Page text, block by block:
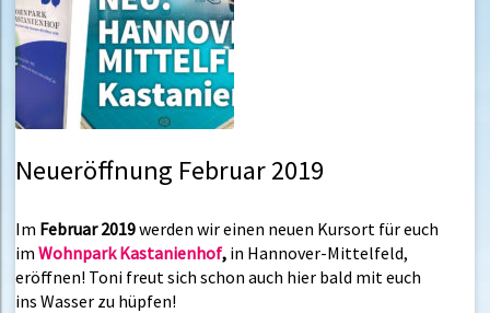
Neueröffnung Februar 2019
Im Februar 2019werden wir einen neuen Kursort für euch
im Wohnpark Kastanienhof, in Hannover-Mittelfeld,
eröffnen! Toni freut sich schon auch hier bald mit euch
ins Wasser zu hüpfen!